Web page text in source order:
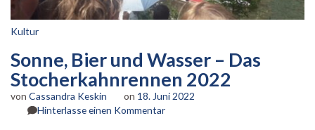
Kultur
Sonne, Bier und Wasser – Das
Stocherkahnrennen 2022
von Cassandra Keskin on 18. Juni 2022
Hinterlasse einen Kommentarzu